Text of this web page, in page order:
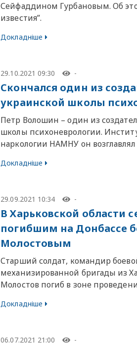
Сейфаддином Гурбановым. Об
известия”.
Докладніше
29.10.2021 09:30 -
Скончался один из
украинской школы
Петр Волошин – один из
школы психоневрологии.
наркологии НАМНУ он возглавлял
Докладніше
29.09.2021 10:34 -
В Харьковской области
погибшим на Донбассе
Молостовым
Старший солдат, командир
механизированной бригады из
Молостов погиб в зоне
Докладніше
06.07.2021 21:00 -